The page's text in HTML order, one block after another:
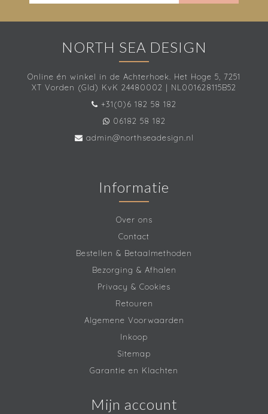
NORTH SEA DESIGN
Online én winkel in de Achterhoek. Het Hoge 5, 7251
XT Vorden (Gld) KvK 24480002 | NL001628115B52
+31(0)6 182 58 182
06182 58 182
admin@northseadesign.nl
Informatie
Over ons
Contact
Bestellen & Betaalmethoden
Bezorging & Afhalen
Privacy & Cookies
Retouren
Algemene Voorwaarden
Inkoop
Sitemap
Garantie en Klachten
Mijn account